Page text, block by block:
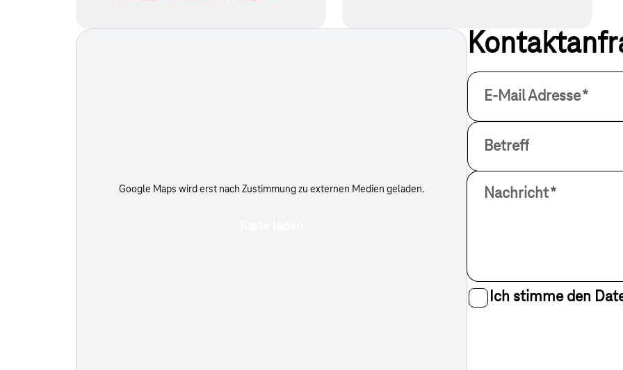
Google Maps wird erst nach Zustimmung zu externen Medien geladen.
E-Mail Adresse*
Betreff
Nachricht*
Ich stimme den